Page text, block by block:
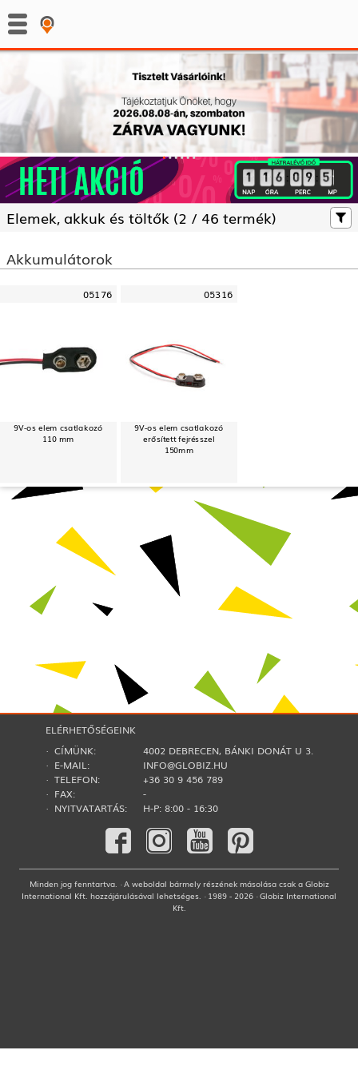
: :
Elemek, akkuk és töltők (2 / 46 termék)
Akkumulátorok
05176
9V-os elem csatlakozó
110 mm
05316
9V-os elem csatlakozó
erősített fejrésszel
150mm
ELÉRHETŐSÉGEINK
· CÍMÜNK:
4002 DEBRECEN, BÁNKI DONÁT U 3.
· E-MAIL:
INFO@GLOBIZ.HU
· TELEFON:
+36 30 9 456 789
· FAX:
-
· NYITVATARTÁS:
H-P: 8:00 - 16:30
Minden jog fenntartva. · A weboldal bármely részének másolása csak a Globiz
International Kft. hozzájárulásával lehetséges. · 1989 - 2026 · Globiz International
Kft.